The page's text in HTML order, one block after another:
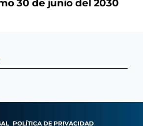
30 de junio del 2030
POLÍTICA DE PRIVACIDAD